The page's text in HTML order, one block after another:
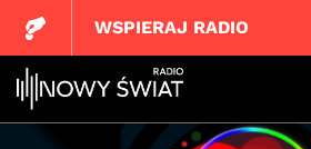
WSPIERAJ RADIO